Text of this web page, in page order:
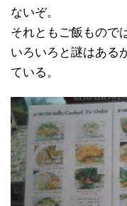
ないぞ。
それともご飯もので
いろいろと謎はある
ている。